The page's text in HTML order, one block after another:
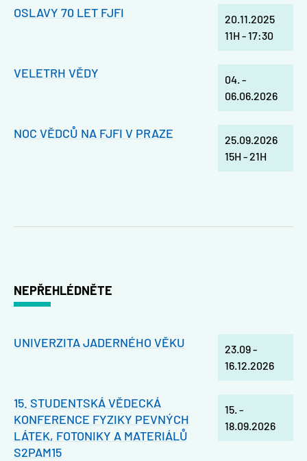
OSLAVY 70 LET FJFI
20.11.2025
11H -17:30
VELETRH VĚDY 04. -
06.06.2026
NOC VĚDCŮ NA FJFI V PRAZE
25.09.2026
15H -21H
NEPŘEHLÉDNĚTE
UNIVERZITA JADERNÉHO VĚKU 23.09-
16.12.2026
15. STUDENTSKÁ VĚDECKÁ
KONFERENCE FYZIKY PEVNÝCH
LÁTEK, FOTONIKY A MATERIÁLŮ
S2PAM15
15. -
18.09.2026